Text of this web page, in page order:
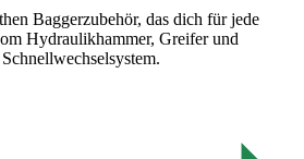
Baggerzubehör, das dich für jede
Hydraulikhammer, Greifer und